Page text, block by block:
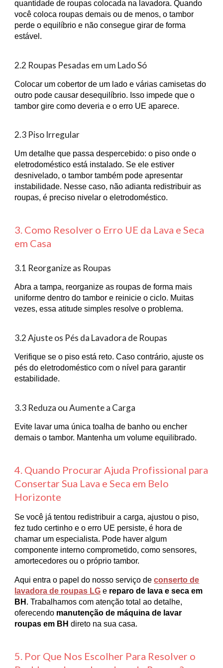
quantidade de roupas colocada na lavadora. Quando
você coloca roupas demais ou de menos, o tambor
perde o equilíbrio e não consegue girar de forma
estável.
2.2 Roupas Pesadas em um Lado Só
Colocar um cobertor de um lado e várias camisetas do
outro pode causar desequilíbrio. Isso impede que o
tambor gire como deveria e o erro UE aparece.
2.3 Piso Irregular
Um detalhe que passa despercebido: o piso onde o
eletrodoméstico está instalado. Se ele estiver
desnivelado, o tambor também pode apresentar
instabilidade. Nesse caso, não adianta redistribuir as
roupas, é preciso nivelar o eletrodoméstico.
3. Como Resolver o Erro UE da Lava e Seca
em Casa
3.1 Reorganize as Roupas
Abra a tampa, reorganize as roupas de forma mais
uniforme dentro do tambor e reinicie o ciclo. Muitas
vezes, essa atitude simples resolve o problema.
3.2 Ajuste os Pés da Lavadora de Roupas
Verifique se o piso está reto. Caso contrário, ajuste os
pés do eletrodoméstico com o nível para garantir
estabilidade.
3.3 Reduza ou Aumente a Carga
Evite lavar uma única toalha de banho ou encher
demais o tambor. Mantenha um volume equilibrado.
4. Quando Procurar Ajuda Profissional para
Consertar Sua Lava e Seca em Belo
Horizonte
Se você já tentou redistribuir a carga, ajustou o piso,
fez tudo certinho e o erro UE persiste, é hora de
chamar um especialista. Pode haver algum
componente interno comprometido, como sensores,
amortecedores ou o próprio tambor.
Aqui entra o papel do nosso serviço deconserto de
lavadora de roupas LG e reparo de lava e seca em
BH . Trabalhamos com atenção total ao detalhe,
oferecendo manutenção de máquina de lavar
roupas em BH direto na sua casa.
5. Por Que Nos Escolher Para Resolver o